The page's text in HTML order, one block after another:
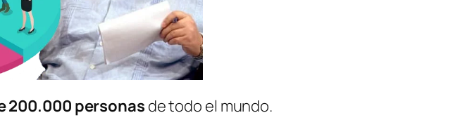
200.000 personas de todo el mundo.